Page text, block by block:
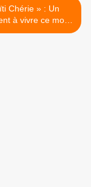
Chérie » : Un
à vivre ce mois-
ci sur Guyane La 1ère ! >